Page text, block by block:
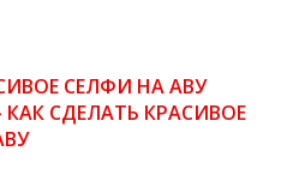
СЕЛФИ НА АВУ
СДЕЛАТЬ КРАСИВОЕ